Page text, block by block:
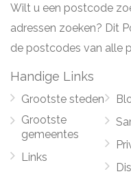
Wilt u een postcode
adressen zoeken? Dit
de postcodes van alle
Handige Links
Grootste steden
Grootste
gemeentes
Links